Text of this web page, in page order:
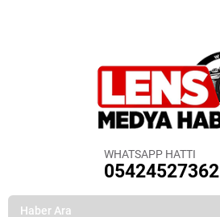
WHATSAPP HATTI
05424527362